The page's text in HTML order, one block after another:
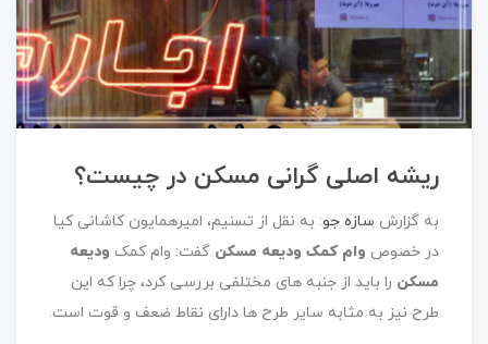
ریشه اصلی ‌گرانی مسکن در چیست؟
به گزارش سازه جو: به نقل از تسنیم، امیرهمایون کاشانی کیا
در خصوص وام کمک ودیعه مسکن گفت: وام کمک ودیعه
مسکن را باید از جنبه های مختلفی ‌بررسی کرد، چرا که این
طرح نیز به مثابه سایر طرح ها دارای نقاط ضعف و قوت است.‌